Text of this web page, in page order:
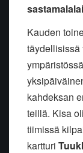
Kauden
täydellisissä
kahdeksan
teillä. Kisa
tiimissä
kartturi